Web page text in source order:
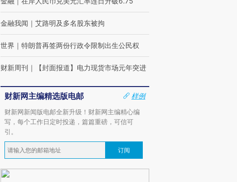
金融我闻 ｜ 艾路明及多名股东被拘
世界 ｜ 特朗普再签两份行政令限制出生公民权
财新周刊 ｜ 【封面报道】电力现货市场元年突进
财新网主编精选版电邮
样例
财新网新闻版电邮全新升级！财新网主编精心编
写，每个工作日定时投递，篇篇重磅，可信可
引。
订阅